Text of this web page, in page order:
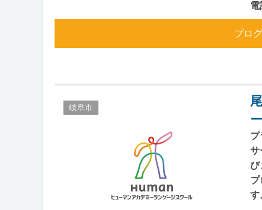
電
プロ
岐阜市
ー
プ
サ
び
プ
す